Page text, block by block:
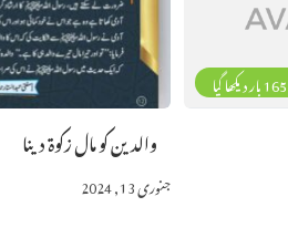
والدین کو مال زکوۃ دینا
جنوری 13, 2024
165 بار دیکھا گیا